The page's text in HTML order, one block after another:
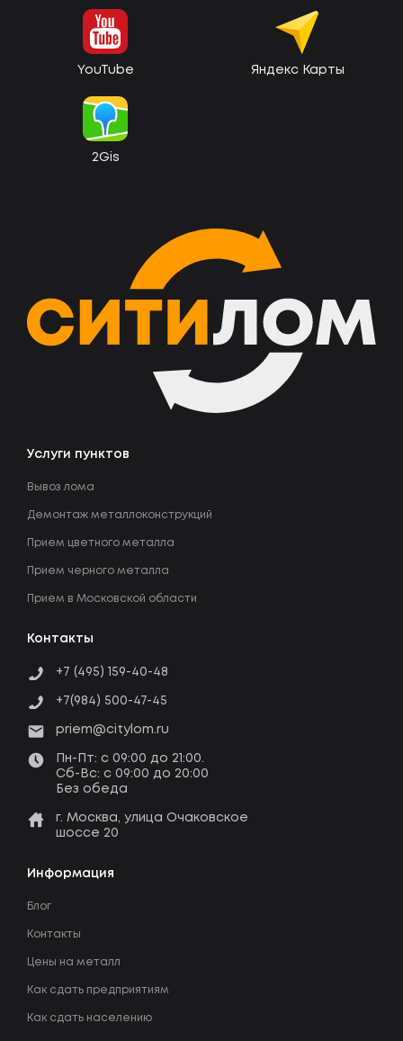
YouTube Яндекс Карты
2Gis
Контакты
+7 (495) 159-40-48
+7(984) 500-47-45
priem@citylom.ru
Пн-Пт: c 09:00 до 21:00.
Сб-Вс: c 09:00 до 20:00
Без обеда
г. Москва, улица Очаковское
шоссе 20
Услуги пунктов
Вывоз лома
Демонтаж металлоконструкций
Прием цветного металла
Прием черного металла
Прием в Московской области
Информация
Блог
Контакты
Цены на металл
Как сдать предприятиям
Как сдать населению